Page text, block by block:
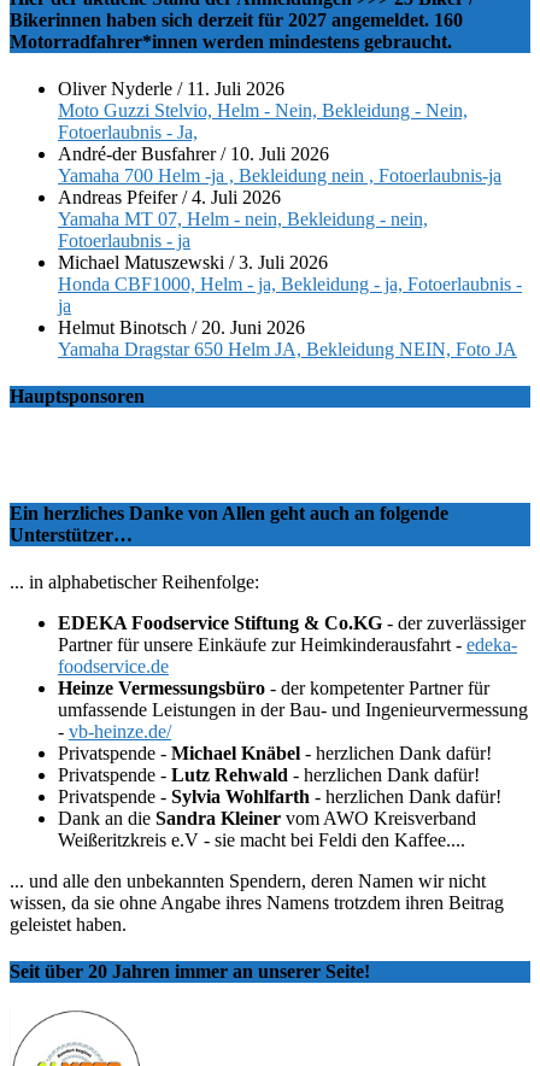
Bikerinnen haben sich derzeit für 2027 angemeldet. 160
Motorradfahrer*innen werden mindestens gebraucht.
Oliver Nyderle / 11. Juli 2026
Moto Guzzi Stelvio, Helm - Nein, Bekleidung - Nein,
Fotoerlaubnis - Ja,
André-der Busfahrer/ 10. Juli 2026
Yamaha 700 Helm -ja , Bekleidung nein , Fotoerlaubnis-ja
Andreas Pfeifer/4. Juli 2026
Yamaha MT 07, Helm - nein, Bekleidung - nein,
Fotoerlaubnis - ja
Michael Matuszewski /3. Juli 2026
Honda CBF1000, Helm - ja, Bekleidung - ja, Fotoerlaubnis -
ja
Helmut Binotsch / 20. Juni 2026
Yamaha Dragstar 650 Helm JA, Bekleidung NEIN, Foto JA
Hauptsponsoren
Ein herzliches Danke von Allen geht auch an folgende
Unterstützer…
... in alphabetischer Reihenfolge:
EDEKA Foodservice Stiftung & Co.KG - der zuverlässiger
Partner für unsere Einkäufe zur Heimkinderausfahrt - edeka-
foodservice.de
Heinze Vermessungsbüro - der kompetenter Partner für
umfassende Leistungen in der Bau- und Ingenieurvermessung
- vb-heinze.de/
Privatspende - Michael Knäbel - herzlichen Dank dafür!
Privatspende - Lutz Rehwald - herzlichen Dank dafür!
Privatspende - Sylvia Wohlfarth - herzlichen Dank dafür!
Dank an die Sandra Kleiner vom AWO Kreisverband
Weißeritzkreis e.V - sie macht bei Feldi den Kaffee....
... und alle den unbekannten Spendern, deren Namen wir nicht
wissen, da sie ohne Angabe ihres Namens trotzdem ihren Beitrag
geleistet haben.
Seit über 20 Jahren immer an unserer Seite!